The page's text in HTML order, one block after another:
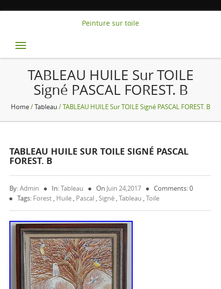
Peinture sur toile
Toggle
navigation
TABLEAU HUILE Sur TOILE
Signé PASCAL FOREST. B
Home/Tableau / TABLEAU HUILE Sur TOILE Signé PASCAL FOREST. B
TABLEAU HUILE SUR TOILE SIGNÉ PASCAL
FOREST. B
By:Admin In:Tableau On Juin 24,2017
Comments: 0
Tags: Forest , Huile , Pascal ,Signé ,Tableau ,Toile